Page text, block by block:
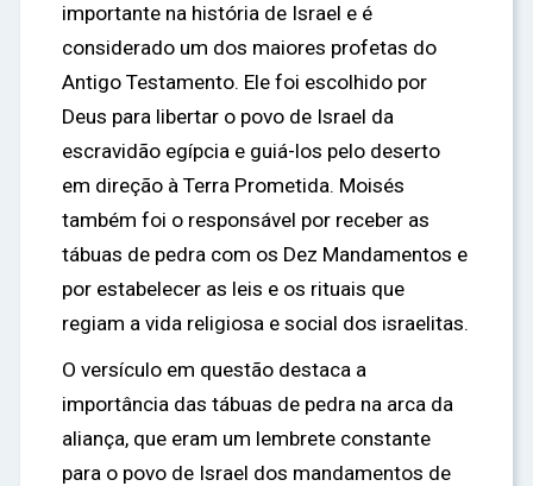
importante na história de Israel e é
considerado um dos maiores profetas do
Antigo Testamento. Ele foi escolhido por
Deus para libertar o povo de Israel da
escravidão egípcia e guiá-los pelo deserto
em direção à Terra Prometida. Moisés
também foi o responsável por receber as
tábuas de pedra com os Dez Mandamentos e
por estabelecer as leis e os rituais que
regiam a vida religiosa e social dos israelitas.
O versículo em questão destaca a
importância das tábuas de pedra na arca da
aliança, que eram um lembrete constante
para o povo de Israel dos mandamentos de